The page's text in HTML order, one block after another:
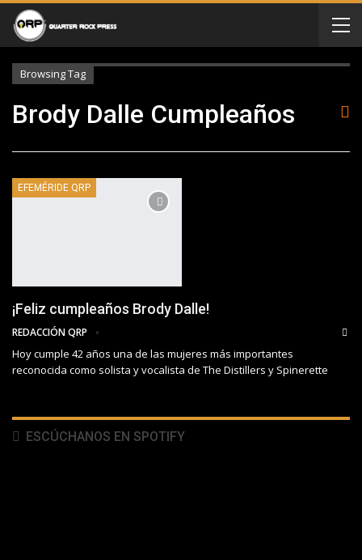
Browsing Tag
Brody Dalle Cumpleaños
EFEMÉRIDE QRP
¡Feliz cumpleaños Brody Dalle!
REDACCIÓN QRP
Hoy cumple 42 años una de las mujeres más importantes
reconocida como solista y vocalista de The Distillers y Spinerette
ESCÚCHANOS EN SPOTIFY